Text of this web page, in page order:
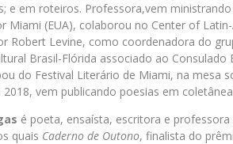
e em roteiros. Professora,vem
Miami (EUA), colaborou no Center of
Robert Levine, como coordenadora do
Brasil-Flórida associado ao
do Festival Literário de Miami, na mesa
2018, vem publicando poesias em
é poeta, ensaísta, escritora e
quais Caderno de Outono, finalista do